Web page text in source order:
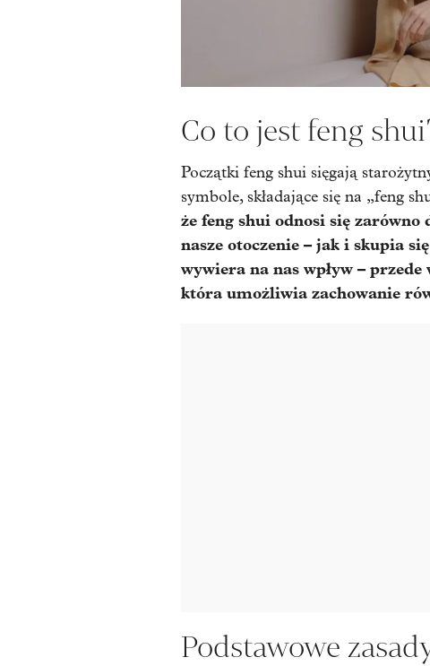
Co to jest feng
Początki feng shui sięgają
symbole, składające się na „feng
że feng shui odnosi się
nasze otoczenie – jak i skupia
wywiera na nas wpływ –
która umożliwia zachowanie
Podstawowe